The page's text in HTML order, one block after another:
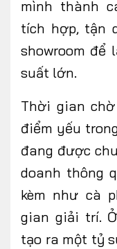
mình thành
tích hợp, tận
showroom để
suất lớn.
Thời gian
điểm yếu
đang được
doanh thông
kèm như cà
gian giải trí.
tạo ra một tỷ